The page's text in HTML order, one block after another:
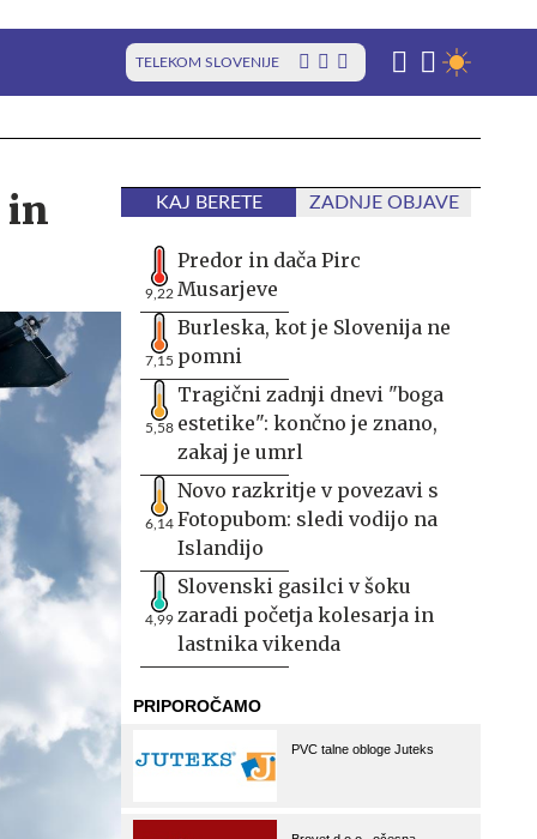
TELEKOM SLOVENIJE
in
KAJ BERETE ZADNJE OBJAVE
9,22
Predor in dača Pirc
Musarjeve
7,15
Burleska, kot je Slovenija ne
pomni
5,58
Tragični zadnji dnevi "boga
estetike": končno je znano,
zakaj je umrl
6,14
Novo razkritje v povezavi s
Fotopubom: sledi vodijo na
Islandijo
4,99
Slovenski gasilci v šoku
zaradi početja kolesarja in
lastnika vikenda